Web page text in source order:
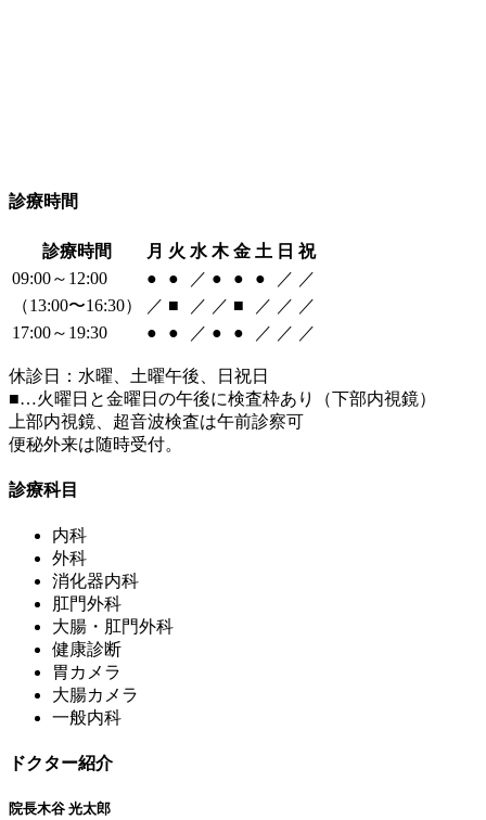
診療時間
診療時間 月 火 水 木 金 土 日 祝
09:00～12:00
● ● ／ ● ● ● ／ ／
（13:00〜16:30）
／ ■ ／ ／ ■ ／ ／ ／
17:00～19:30
● ● ／ ● ● ／ ／ ／
休診日：水曜、土曜午後、日祝日
■…火曜日と金曜日の午後に検査枠あり（下部内視鏡）
上部内視鏡、超音波検査は午前診察可
便秘外来は随時受付。
診療科目
内科
外科
消化器内科
肛門外科
大腸・肛門外科
健康診断
胃カメラ
大腸カメラ
一般内科
ドクター紹介
院長木谷 光太郎